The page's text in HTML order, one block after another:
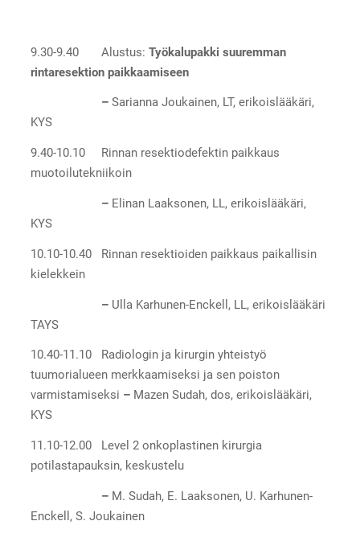
9.30-9.40 Alustus: Työkalupakki suuremman
rintaresektion paikkaamiseen
– Sarianna Joukainen, LT, erikoislääkäri,
KYS
9.40-10.10 Rinnan resektiodefektin paikkaus
muotoilutekniikoin
– Elinan Laaksonen, LL, erikoislääkäri,
KYS
10.10-10.40 Rinnan resektioiden paikkaus paikallisin
kielekkein
– Ulla Karhunen-Enckell, LL, erikoislääkäri
TAYS
10.40-11.10 Radiologin ja kirurgin yhteistyö
tuumorialueen merkkaamiseksi ja sen poiston
varmistamiseksi –Mazen Sudah, dos, erikoislääkäri,
KYS
11.10-12.00 Level 2 onkoplastinen kirurgia
potilastapauksin, keskustelu
– M. Sudah, E. Laaksonen, U. Karhunen-
Enckell, S. Joukainen